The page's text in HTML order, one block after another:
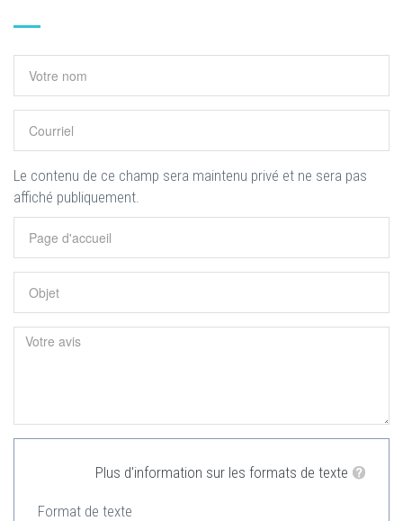
Le contenu de ce champ sera maintenu privé et ne sera pas
affiché publiquement.
Plus d'information sur les formats de texte
Format de texte